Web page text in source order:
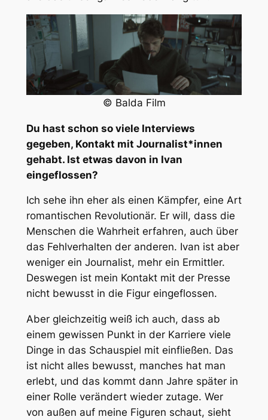
© Balda Film
Du hast schon so viele Interviews
gegeben, Kontakt mit Journalist*innen
gehabt. Ist etwas davon in Ivan
eingeflossen?
Ich sehe ihn eher als einen Kämpfer, eine Art
romantischen Revolutionär. Er will, dass die
Menschen die Wahrheit erfahren, auch über
das Fehlverhalten der anderen. Ivan ist aber
weniger ein Journalist, mehr ein Ermittler.
Deswegen ist mein Kontakt mit der Presse
nicht bewusst in die Figur eingeflossen.
Aber gleichzeitig weiß ich auch, dass ab
einem gewissen Punkt in der Karriere viele
Dinge in das Schauspiel mit einfließen. Das
ist nicht alles bewusst, manches hat man
erlebt, und das kommt dann Jahre später in
einer Rolle verändert wieder zutage. Wer
von außen auf meine Figuren schaut, sieht